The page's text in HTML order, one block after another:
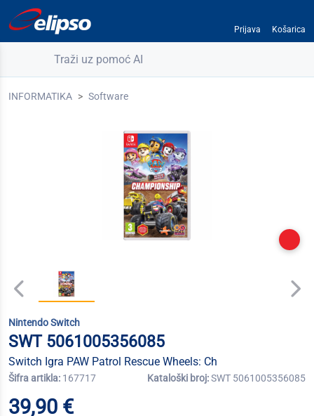
Prijava Košarica
Traži uz pomoć AI
INFORMATIKA Software
Nintendo Switch
SWT 5061005356085
Switch Igra PAW Patrol Rescue Wheels: Ch
Šifra artikla: 167717 Kataloški broj:SWT 5061005356085
39,90 €